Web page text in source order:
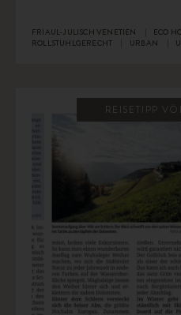
FRIAUL-JULISCH VENETIEN ECO
ROLLSTUHLGERECHT
URBAN
REISETIPP